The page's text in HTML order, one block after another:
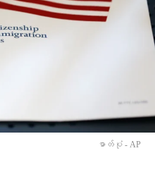
ဓာတ်ပုံ - AP